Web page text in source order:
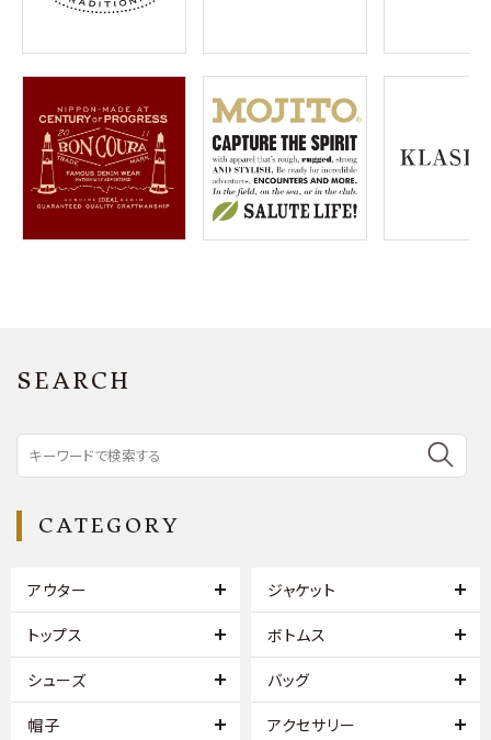
SEARCH
CATEGORY
アウター ジャケット
トップス ボトムス
シューズ バッグ
帽子 アクセサリー